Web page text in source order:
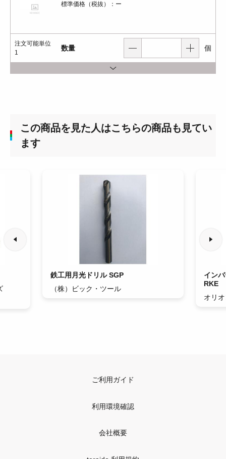
標準価格（税抜）： ー
注文可能単位
1
数量 個
この商品を見た人はこちらの商品も見てい
ます
鉄工用月光ドリル SGP
（株）ビック・ツール
イン
RKE
オリ
ご利用ガイド
利用環境確認
会社概要